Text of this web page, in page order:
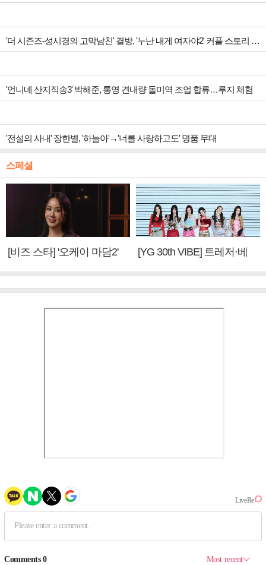
'더 시즌즈-성시경의 고막남친' 결방, '누난 내게 여자야2' 커플 스토리 편성
'언니네 산지직송3' 박해준, 통영 견내량 돌미역 조업 합류…루지 체험
'전설의 사내' 장한별, '하늘아'→'너를 사랑하고도' 명품 무대
스페셜
[비즈 스타] '오케이 마담2'
[YG 30th VIBE] 트레저·베